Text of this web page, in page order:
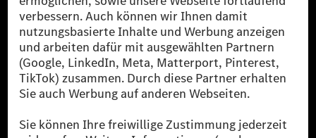
[2] Renewable Charging ist ein integraler Bestandteil von MB.CHARGE
Public in Europa, den USA, Kanada und China. Sofern an der jeweiligen
Ladestation noch kein Strom aus erneuerbaren Energien vorliegt,
verwendet Renewable Charging Grünstromzertifikate*. Diese stellen
sicher, dass für Ladevorgänge über MB.CHARGE Public eine äquivalente
Strommenge aus erneuerbaren Energien ins Stromnetz eingespeist wird.
Sie stammen ausschließlich aus Wind- und Solarkraftanlagen, die jünger
als sechs Jahre sind.
* Inkl. EKOenergy Ökolabel
* Die angegebenen Werte wurden nach dem vorgeschriebenen
Messverfahren WLTP (Worldwide harmonised Light vehicles Test